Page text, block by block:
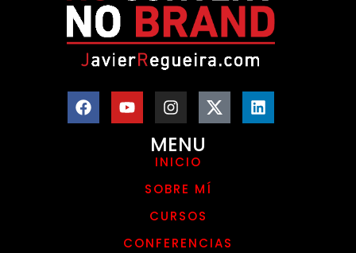
MENU
INICIO
SOBRE MÍ
CURSOS
CONFERENCIAS